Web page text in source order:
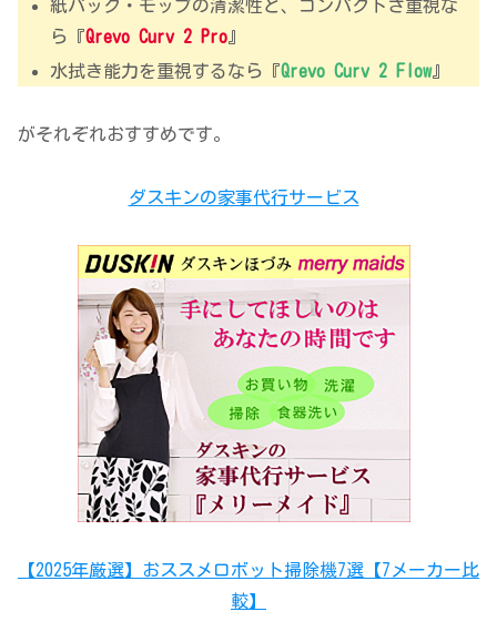
紙パック・モップの清潔性と、コンパクトさ重視な
ら『Qrevo Curv 2 Pro 』
水拭き能力を重視するなら『Qrevo Curv 2 Flow』
がそれぞれおすすめです。
ダスキンの家事代行サービス
【2025年厳選】おススメロボット掃除機7選【7メーカー比
較】